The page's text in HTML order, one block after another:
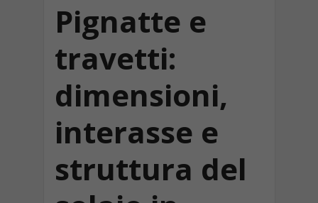
Pignatte e
travetti:
dimensioni,
interasse e
struttura del